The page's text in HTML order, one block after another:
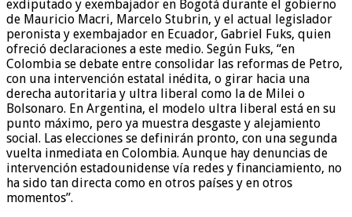
exdiputado y exembajador en Bogotá durante el gobierno
de Mauricio Macri, Marcelo Stubrin, y el actual legislador
peronista y exembajador en Ecuador, Gabriel Fuks, quien
ofreció declaraciones a este medio. Según Fuks, “en
Colombia se debate entre consolidar las reformas de Petro,
con una intervención estatal inédita, o girar hacia una
derecha autoritaria y ultra liberal como la de Milei o
Bolsonaro. En Argentina, el modelo ultra liberal está en su
punto máximo, pero ya muestra desgaste y alejamiento
social. Las elecciones se definirán pronto, con una segunda
vuelta inmediata en Colombia. Aunque hay denuncias de
intervención estadounidense vía redes y financiamiento, no
ha sido tan directa como en otros países y en otros
momentos”.